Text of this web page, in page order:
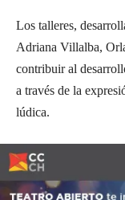
Los talleres,
Adriana Villalba,
contribuir al
a través de la
lúdica.